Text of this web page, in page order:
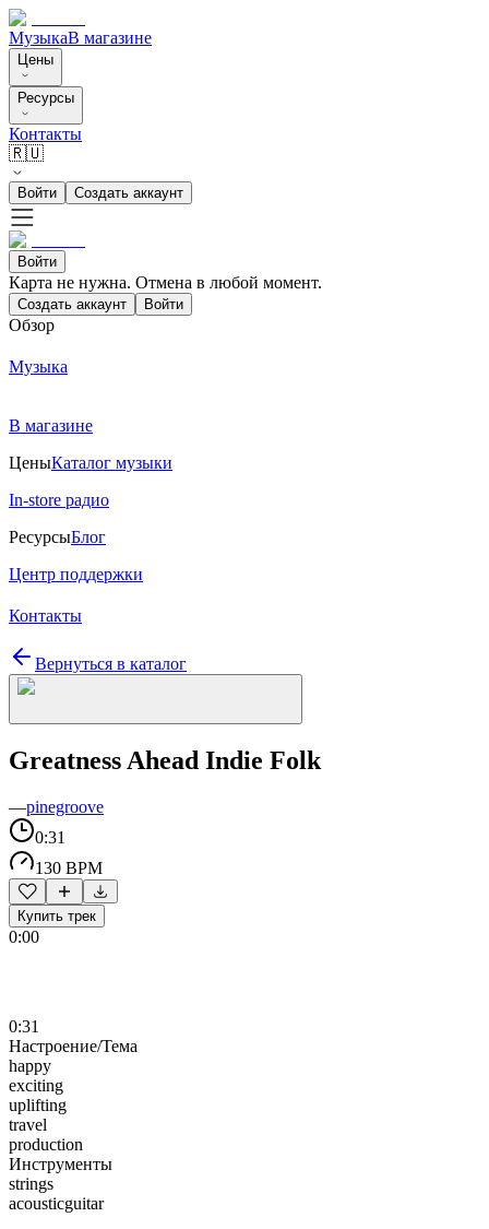
МузыкаВ магазине
Цены
Ресурсы
Контакты
🇷🇺
Войти Создать аккаунт
Войти
Карта не нужна. Отмена в любой момент.
Создать аккаунт Войти
Обзор
Музыка
В магазине
ЦеныКаталог музыки
In-store радио
РесурсыБлог
Центр поддержки
Контакты
Вернуться в каталог
Greatness Ahead Indie Folk
—pinegroove
0:31
130 BPM
Купить трек
0:00
0:31
Настроение/Тема
happy
exciting
uplifting
travel
production
Инструменты
strings
acousticguitar